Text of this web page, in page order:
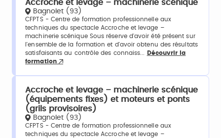
Accroche et levage – machinerie scénique
Bagnolet (93)
CFPTS - Centre de formation professionnelle aux
techniques du spectacle Accroche et levage –
machinerie scénique Sous réserve d'avoir été présent sur
l'ensemble de la formation et d'avoir obtenu des résultats
satisfaisants au contrôle des connaiss...
Découvrir la
formation
Accroche et levage – machinerie scénique
(équipements fixes) et moteurs et ponts
(grils provisoires)
Bagnolet (93)
CFPTS - Centre de formation professionnelle aux
techniques du spectacle Accroche et levage –